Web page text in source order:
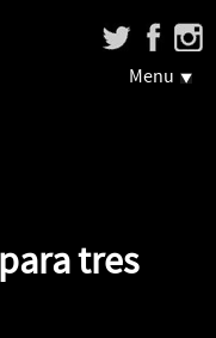
Menu
tres